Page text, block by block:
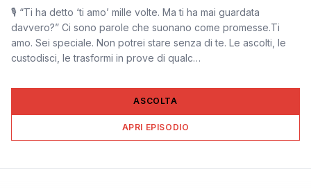
🎙 “Ti ha detto ‘ti amo’ mille volte. Ma ti ha mai guardata
davvero?” Ci sono parole che suonano come promesse.Ti
amo. Sei speciale. Non potrei stare senza di te. Le ascolti, le
custodisci, le trasformi in prove di qualc…
ASCOLTA
APRI EPISODIO